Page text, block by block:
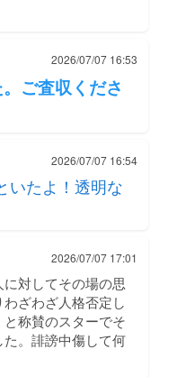
2026/07/07 16:53
ご査収くださ
2026/07/07 16:54
いたよ！透明な
2026/07/07 17:01
対してその場の思
ざわざ人格否定し
称賛のスターでそ
。誹謗中傷して何